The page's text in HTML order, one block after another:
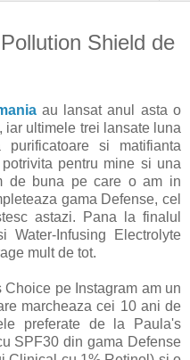
Shield de
au lansat anul asta o
iar ultimele trei lansate luna
si matifianta
pentru mine si una
de buna pe care o am in
gama Defense, cel
astazi. Pana la finalul
Infusing Electrolyte
mult de tot.
pe Instagram am un
marcheaza cei 10 ani de
preferate de la Paula's
SPF30 din gama Defense